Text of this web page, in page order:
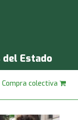
Estado
Compra colectiva